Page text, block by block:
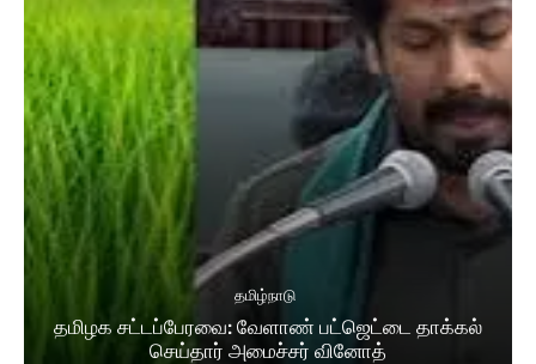
தமிழ்நாடு
தமிழக சட்​டப்​பேர​வை: வேளாண் பட்​ஜெட்டை தாக்கல்
செய்தார் அமைச்சர் வினோத்